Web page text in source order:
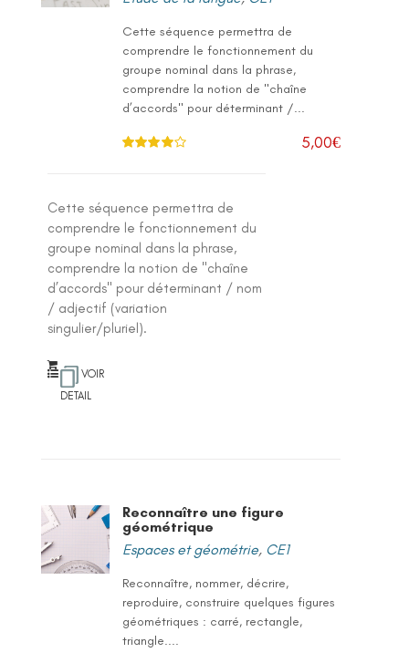
Cette séquence permettra de
comprendre le fonctionnement du
groupe nominal dans la phrase,
comprendre la notion de "chaîne
d’accords" pour déterminant /...
5,00€
Cette séquence permettra de
comprendre le fonctionnement du
groupe nominal dans la phrase,
comprendre la notion de "chaîne
d’accords" pour déterminant / nom
/ adjectif (variation
singulier/pluriel).
VOIR
DETAIL
Reconnaître une figure
géométrique
Espaces et géométrie, CE1
Reconnaître, nommer, décrire,
reproduire, construire quelques figures
géométriques : carré, rectangle,
triangle....